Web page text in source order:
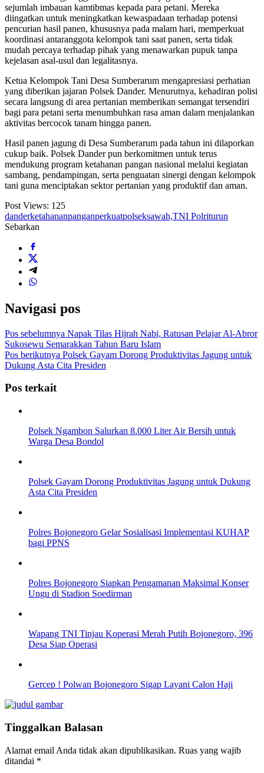
sejumlah imbauan kamtibmas kepada para petani. Mereka
diingatkan untuk meningkatkan kewaspadaan terhadap potensi
pencurian hasil panen, khususnya pada malam hari, memperkuat
koordinasi antaranggota kelompok tani saat panen, serta tidak
mudah percaya terhadap pihak yang menawarkan pupuk tanpa
kejelasan asal-usul dan legalitasnya.
Ketua Kelompok Tani Desa Sumberarum mengapresiasi perhatian
yang diberikan jajaran Polsek Dander. Menurutnya, kehadiran polisi
secara langsung di area pertanian memberikan semangat tersendiri
bagi para petani serta menumbuhkan rasa aman dalam menjalankan
aktivitas bercocok tanam hingga panen.
Hasil panen jagung di Desa Sumberarum pada tahun ini dilaporkan
cukup baik. Polsek Dander pun berkomitmen untuk terus
mendukung program ketahanan pangan nasional melalui kegiatan
sambang, pendampingan, serta penguatan sinergi dengan kelompok
tani guna menciptakan sektor pertanian yang produktif dan aman.
Post Views: 125
danderketahananpanganperkuatpolseksawah,TNI Polriturun
Sebarkan
Navigasi pos
Pos sebelumnya Napak Tilas Hijrah Nabi, Ratusan Pelajar Al-Abror
Sukosewu Semarakkan Tahun Baru Islam
Pos berikutnya Polsek Gayam Dorong Produktivitas Jagung untuk
Dukung Asta Cita Presiden
Pos terkait
Polsek Ngambon Salurkan 8.000 Liter Air Bersih untuk
Warga Desa Bondol
Polsek Gayam Dorong Produktivitas Jagung untuk Dukung
Asta Cita Presiden
Polres Bojonegoro Gelar Sosialisasi Implementasi KUHAP
bagi PPNS
Polres Bojonegoro Siapkan Pengamanan Maksimal Konser
Ungu di Stadion Soedirman
Wapang TNI Tinjau Koperasi Merah Putih Bojonegoro, 396
Desa Siap Operasi
Gercep ! Polwan Bojonegoro Sigap Layani Calon Haji
Tinggalkan Balasan
Alamat email Anda tidak akan dipublikasikan. Ruas yang wajib
ditandai *